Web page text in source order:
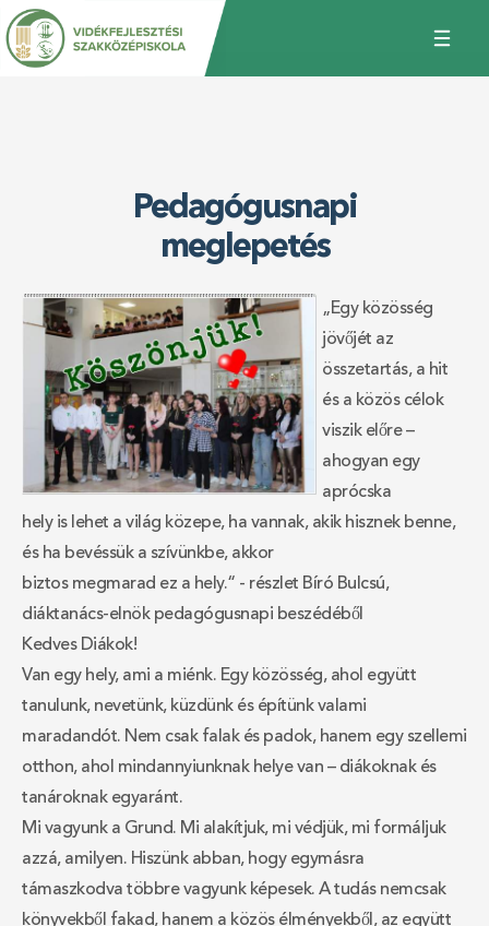
Jump
Pedagógusnapi
meglepetés
„Egy közösség
jövőjét az
összetartás, a hit
és a közös célok
viszik előre –
ahogyan egy
aprócska
hely is lehet a világ közepe, ha vannak, akik hisznek benne,
és ha bevéssük a szívünkbe, akkor
biztos megmarad ez a hely.“ - részlet Bíró Bulcsú,
diáktanács-elnök pedagógusnapi beszédéből
Kedves Diákok!
Van egy hely, ami a miénk. Egy közösség, ahol együtt
tanulunk, nevetünk, küzdünk és építünk valami
maradandót. Nem csak falak és padok, hanem egy szellemi
otthon, ahol mindannyiunknak helye van – diákoknak és
tanároknak egyaránt.
Mi vagyunk a Grund. Mi alakítjuk, mi védjük, mi formáljuk
azzá, amilyen. Hiszünk abban, hogy egymásra
támaszkodva többre vagyunk képesek. A tudás nemcsak
könyvekből fakad, hanem a közös élményekből, az együtt